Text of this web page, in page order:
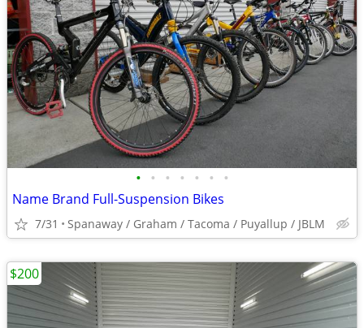
• • • • • • •
Name Brand Full-Suspension Bikes
7/31 Spanaway / Graham / Tacoma / Puyallup / JBLM
$200